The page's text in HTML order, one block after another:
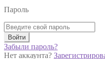
Пароль
Войти
Забыли пароль?
Нет аккаунта?